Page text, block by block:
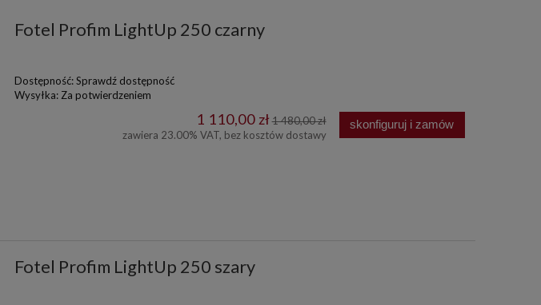
Fotel Profim LightUp 250 czarny
Dostępność: Sprawdź dostępność
Wysyłka: Za potwierdzeniem
1 110,00 zł 1 480,00 zł
zawiera 23.00% VAT, bez kosztów dostawy
skonfiguruj i zamów
Fotel Profim LightUp 250 szary